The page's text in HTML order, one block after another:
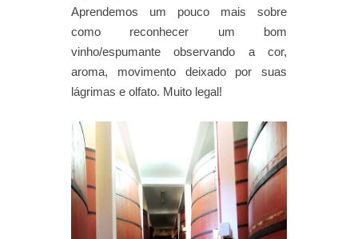
Aprendemos um pouco mais sobre
como reconhecer um bom
vinho/espumante observando a cor,
aroma, movimento deixado por suas
lágrimas e olfato. Muito legal!